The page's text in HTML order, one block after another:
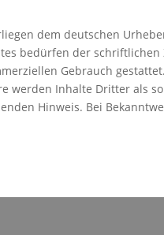
dem deutschen
bedürfen der
Gebrauch
Inhalte Dritter als
Hinweis. Bei